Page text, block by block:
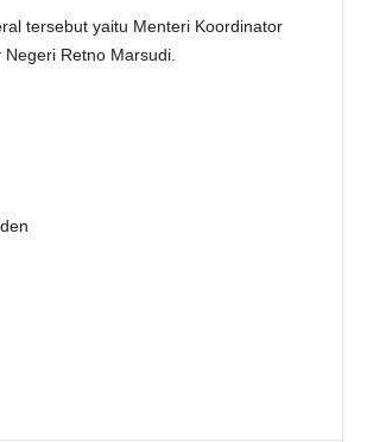
tersebut yaitu Menteri Koordinator
Retno Marsudi.